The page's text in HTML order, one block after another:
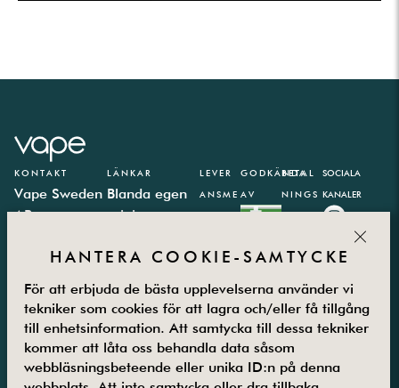
KONTAKT
Vape Sweden
AB
Hägersten
Måndag –
Fredag
08.00-16.00
LÄNKAR
Blanda egen
e-juice
kalkylator
Vanliga frågor
Kontakta oss
Om oss
Returer
LEVER
ANSME
TODER
GODKÄNDA
AV
BETAL
NINGS
PARTN
SOCIALA
KANALER
HANTERA COOKIE-SAMTYCKE
För att erbjuda de bästa upplevelserna använder vi
tekniker som cookies för att lagra och/eller få tillgång
till enhetsinformation. Att samtycka till dessa tekniker
kommer att låta oss behandla data såsom
webbläsningsbeteende eller unika ID:n på denna